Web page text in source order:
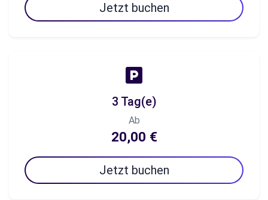
Jetzt buchen
3 Tag(e)
Ab
20,00 €
Jetzt buchen